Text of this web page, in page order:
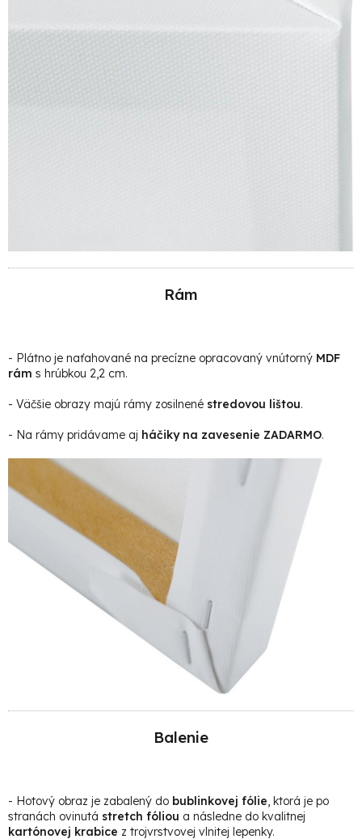
Rám
- Plátno je naťahované na precízne opracovaný vnútorný MDF
rám s hrúbkou 2,2 cm.
- Väčšie obrazy majú rámy zosilnené stredovou lištou.
- Na rámy pridávame aj háčiky na zavesenie ZADARMO.
Balenie
- Hotový obraz je zabalený do bublinkovej fólie, ktorá je po
stranách ovinutá stretch fóliou a následne do kvalitnej
kartónovej krabice z trojvrstvovej vlnitej lepenky.